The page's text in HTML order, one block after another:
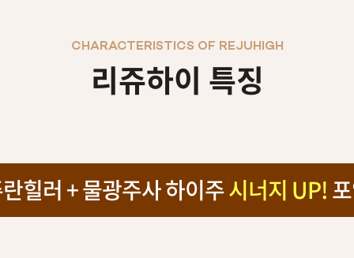
리쥬하이 특징
CHARACTERISTICS OF REJUHIGH
힐러 + 물광주사 하이주시너지 UP!